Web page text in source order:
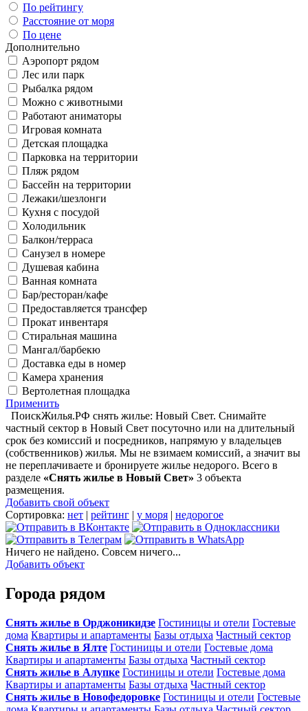
По рейтингу
Расстояние от моря
По цене
Дополнительно
Аэропорт рядом
Лес или парк
Рыбалка рядом
Можно с животными
Работают аниматоры
Игровая комната
Детская площадка
Парковка на территории
Пляж рядом
Бассейн на территории
Лежаки/шезлонги
Кухня с посудой
Холодильник
Балкон/терраса
Санузел в номере
Душевая кабина
Ванная комната
Бар/ресторан/кафе
Предоставляется трансфер
Прокат инвентаря
Стиральная машина
Мангал/барбекю
Доставка еды в номер
Камера хранения
Вертолетная площадка
Применить
ПоискЖилья.РФ снять жилье: Новый Свет. Снимайте
частный сектор в Новый Свет посуточно или на длительный
срок без комиссий и посредников, напрямую у владельцев
(собственников) жилья. Мы не взимаем комиссий, а значит вы
не переплачиваете и бронируете жилье недорого. Всего в
разделе «Снять жилье в Новый Свет» 3 объекта
размещения.
Добавить свой объект
Сортировка: нет | рейтинг | у моря | недорогое
Ничего не найдено. Совсем ничего...
Добавить объект
Города рядом
Снять жилье в Орджоникидзе Гостиницы и отели Гостевые
дома Квартиры и апартаменты Базы отдыха Частный сектор
Снять жилье в Ялте Гостиницы и отели Гостевые дома
Квартиры и апартаменты Базы отдыха Частный сектор
Снять жилье в Алупке Гостиницы и отели Гостевые дома
Квартиры и апартаменты Базы отдыха Частный сектор
Снять жилье в Новофедоровке Гостиницы и отели Гостевые